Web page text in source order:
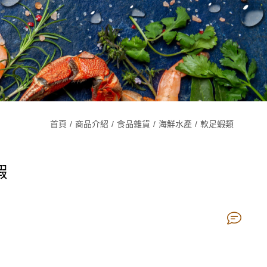
首頁 商品介紹 食品雜貨 海鮮水產 軟足蝦類